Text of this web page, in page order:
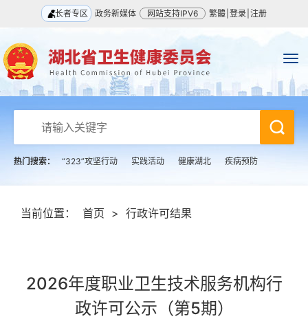
长者专区 政务新媒体 网站支持IPV6 繁體 登录 注册
热门搜索： “323”攻坚行动 实践活动 健康湖北 疾病预防
当前位置： 首页 > 行政许可结果
2026年度职业卫生技术服务机构行
政许可公示（第5期）